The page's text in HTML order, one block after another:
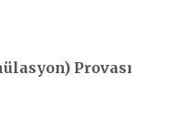
Provası